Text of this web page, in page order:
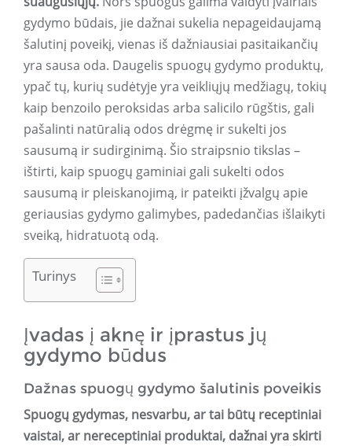
gydymo būdais, jie dažnai sukelia nepageidaujamą
šalutinį poveikį, vienas iš dažniausiai pasitaikančių
yra sausa oda. Daugelis spuogų gydymo produktų,
ypač tų, kurių sudėtyje yra veikliųjų medžiagų, tokių
kaip benzoilo peroksidas arba salicilo rūgštis, gali
pašalinti natūralią odos drėgmę ir sukelti jos
sausumą ir sudirginimą. Šio straipsnio tikslas –
ištirti, kaip spuogų gaminiai gali sukelti odos
sausumą ir pleiskanojimą, ir pateikti įžvalgų apie
geriausias gydymo galimybes, padedančias išlaikyti
sveiką, hidratuotą odą.
Turinys
Įvadas į aknę ir įprastus jų
gydymo būdus
Dažnas spuogų gydymo šalutinis poveikis
Spuogų gydymas, nesvarbu, ar tai būtų receptiniai
vaistai, ar nereceptiniai produktai, dažnai yra skirti